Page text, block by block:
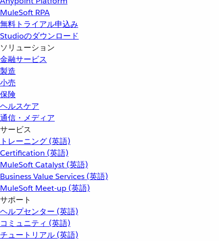
MuleSoft RPA
無料トライアル申込み
Studioのダウンロード
ソリューション
金融サービス
製造
小売
保険
ヘルスケア
通信・メディア
サービス
トレーニング (英語)
Certification (英語)
MuleSoft Catalyst (英語)
Business Value Services (英語)
MuleSoft Meet-up (英語)
サポート
ヘルプセンター (英語)
コミュニティ (英語)
チュートリアル (英語)